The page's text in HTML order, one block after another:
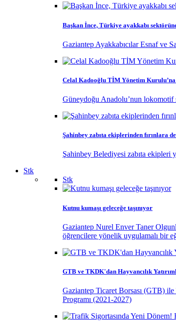
Başkan İnce, Türkiye ayakkabı
Gaziantep Ayakkabıcılar Esnaf ve
Celal Kadooğlu TİM Yönetim
Güneydoğu Anadolu’nun lokomotif
Şahinbey zabıta ekiplerinden fırınlara
Şahinbey Belediyesi zabıta ekipleri
Stk
Stk
Kutnu kumaşı geleceğe taşınıyor
Gaziantep Nurel Enver Taner
öğrencilere yönelik uygulamalı bir
GTB ve TKDK'dan Hayvancılık
Gaziantep Ticaret Borsası (GTB)
Programı (2021-2027)